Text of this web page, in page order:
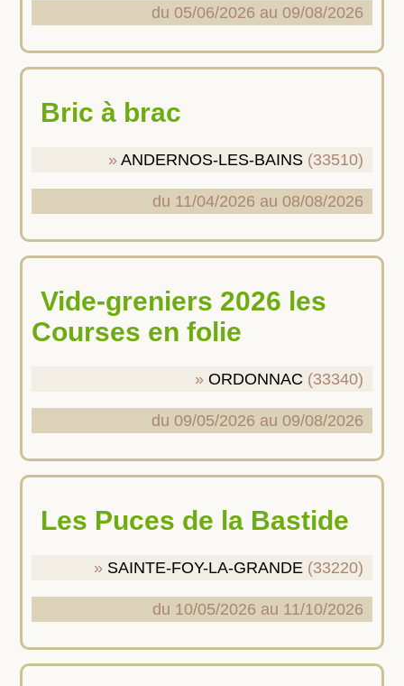
du 05/06/2026 au 09/08/2026
Bric à brac
ANDERNOS-LES-BAINS (33510)
du 11/04/2026 au 08/08/2026
Vide-greniers 2026 les
Courses en folie
ORDONNAC (33340)
du 09/05/2026 au 09/08/2026
Les Puces de la Bastide
SAINTE-FOY-LA-GRANDE (33220)
du 10/05/2026 au 11/10/2026